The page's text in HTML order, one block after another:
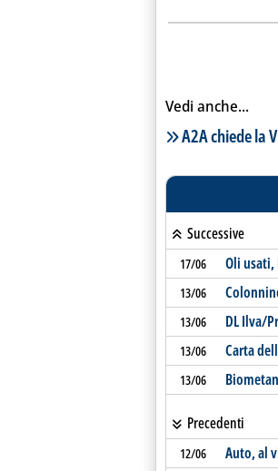
Vedi anche...
Lista notizie
A2A chiede la
Successive
17/06 Oli
13/06
13/06 DL Ilva/
13/06 Carta
13/06
Precedenti
12/06 Auto, al